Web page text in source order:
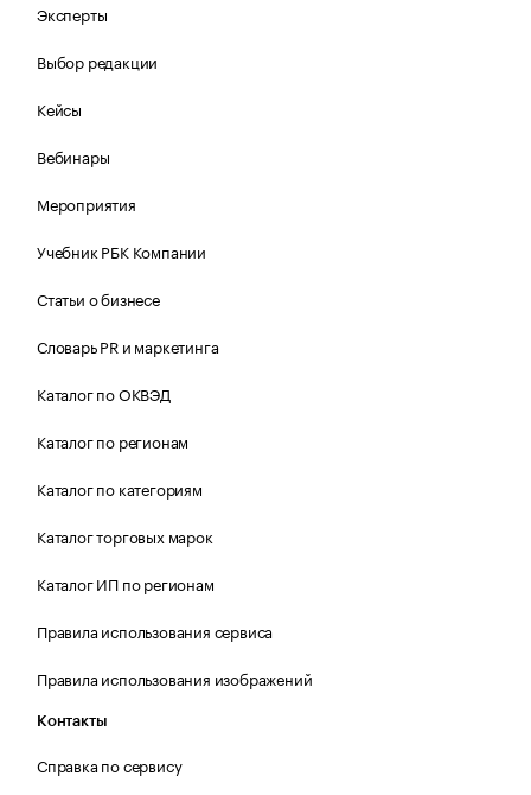
Эксперты
Выбор редакции
Кейсы
Вебинары
Мероприятия
Учебник РБК Компании
Статьи о бизнесе
Словарь PR и маркетинга
Каталог по ОКВЭД
Каталог по регионам
Каталог по категориям
Каталог торговых марок
Каталог ИП по регионам
Правила использования сервиса
Правила использования изображений
Контакты
Справка по сервису